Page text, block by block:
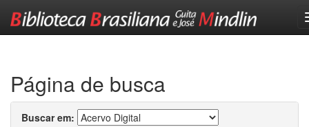
Página de busca
Buscar em: